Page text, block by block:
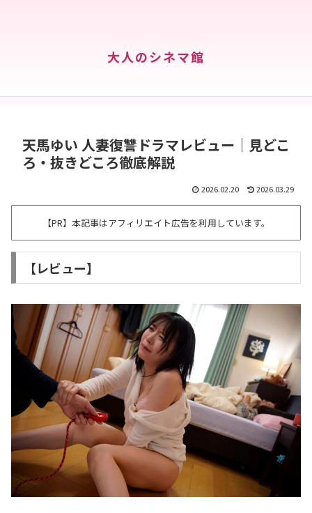
大人のシネマ館
天馬ゆい 人妻復讐ドラマレビュー｜見どこ
ろ・抜きどころ徹底解説
2026.02.20 2026.03.29
【PR】本記事はアフィリエイト広告を利用しています。
【レビュー】